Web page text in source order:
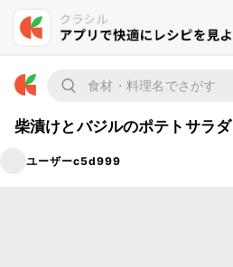
柴漬けとバジルのポテトサラダ
ユーザーc5d999